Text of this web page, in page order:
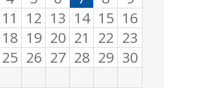
11 12 13 14 15 16
18 19 20 21 22 23
25 26 27 28 29 30